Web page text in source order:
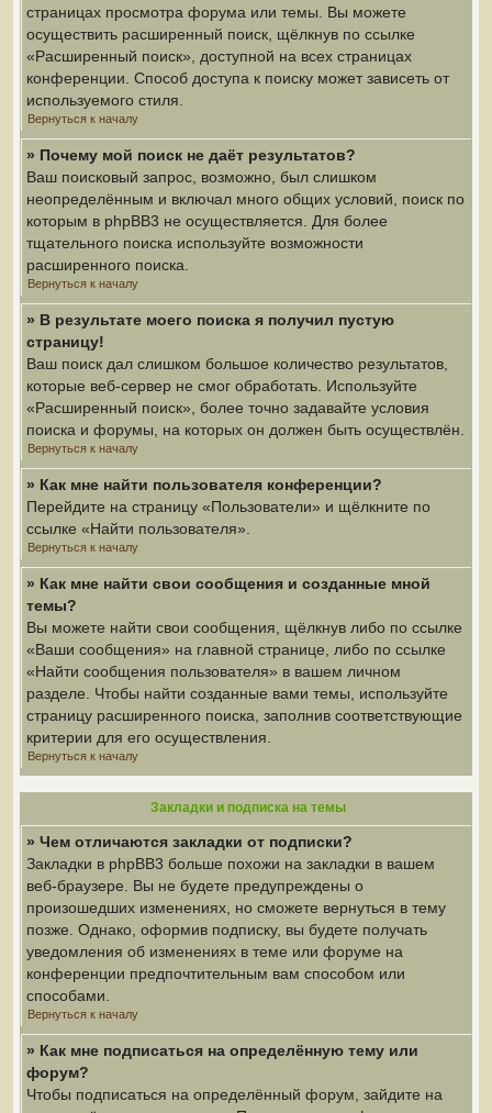
страницах просмотра форума или темы. Вы можете
осуществить расширенный поиск, щёлкнув по ссылке
«Расширенный поиск», доступной на всех страницах
конференции. Способ доступа к поиску может зависеть от
используемого стиля.
Вернуться к началу
» Почему мой поиск не даёт результатов?
Ваш поисковый запрос, возможно, был слишком
неопределённым и включал много общих условий, поиск по
которым в phpBB3 не осуществляется. Для более
тщательного поиска используйте возможности
расширенного поиска.
Вернуться к началу
» В результате моего поиска я получил пустую
страницу!
Ваш поиск дал слишком большое количество результатов,
которые веб-сервер не смог обработать. Используйте
«Расширенный поиск», более точно задавайте условия
поиска и форумы, на которых он должен быть осуществлён.
Вернуться к началу
» Как мне найти пользователя конференции?
Перейдите на страницу «Пользователи» и щёлкните по
ссылке «Найти пользователя».
Вернуться к началу
» Как мне найти свои сообщения и созданные мной
темы?
Вы можете найти свои сообщения, щёлкнув либо по ссылке
«Ваши сообщения» на главной странице, либо по ссылке
«Найти сообщения пользователя» в вашем личном
разделе. Чтобы найти созданные вами темы, используйте
страницу расширенного поиска, заполнив соответствующие
критерии для его осуществления.
Вернуться к началу
Закладки и подписка на темы
» Чем отличаются закладки от подписки?
Закладки в phpBB3 больше похожи на закладки в вашем
веб-браузере. Вы не будете предупреждены о
произошедших изменениях, но сможете вернуться в тему
позже. Однако, оформив подписку, вы будете получать
уведомления об изменениях в теме или форуме на
конференции предпочтительным вам способом или
способами.
Вернуться к началу
» Как мне подписаться на определённую тему или
форум?
Чтобы подписаться на определённый форум, зайдите на